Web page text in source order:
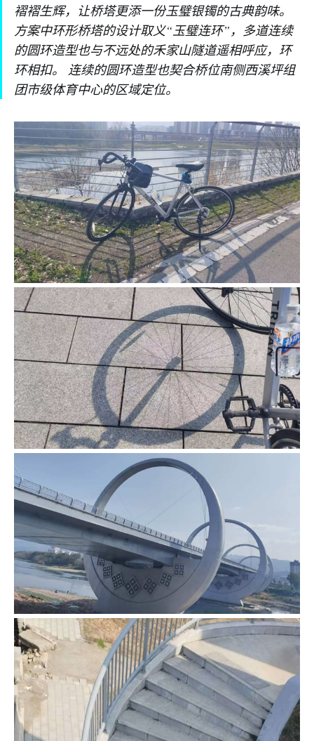
褶褶生辉，让桥塔更添一份玉璧银镯的古典韵味。
方案中环形桥塔的设计取义“玉璧连环”，多道连续
的圆环造型也与不远处的禾家山隧道遥相呼应，环
环相扣。 连续的圆环造型也契合桥位南侧西溪坪组
团市级体育中心的区域定位。